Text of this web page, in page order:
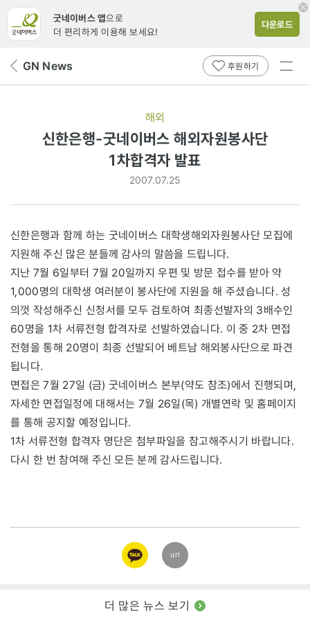
굿네이버스 앱으로
더 편리하게 이용해 보세요!
다운로드
뒤 GN News 후원하기
전체
해외
신한은행-굿네이버스 해외자원봉사단
1차합격자 발표
2007.07.25
신한은행과 함께 하는 굿네이버스 대학생해외자원봉사단 모집에
지원해 주신 많은 분들께 감사의 말씀을 드립니다.
지난 7월 6일부터 7월 20일까지 우편 및 방문 접수를 받아 약
1,000명의 대학생 여러분이 봉사단에 지원을 해 주셨습니다. 성
의껏 작성해주신 신청서를 모두 검토하여 최종선발자의 3배수인
60명을 1차 서류전형 합격자로 선발하였습니다. 이 중 2차 면접
전형을 통해 20명이 최종 선발되어 베트남 해외봉사단으로 파견
됩니다.
면접은 7월 27일 (금) 굿네이버스 본부(약도 참조)에서 진행되며,
자세한 면접일정에 대해서는 7월 26일(목) 개별연락 및 홈페이지
를 통해 공지할 예정입니다.
1차 서류전형 합격자 명단은 첨부파일을 참고해주시기 바랍니다.
다시 한 번 참여해 주신 모든 분께 감사드립니다.
카카오
링크
url
더 많은 뉴스 보기